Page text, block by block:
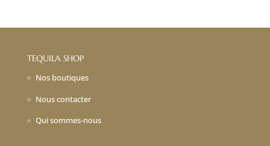
TEQUILA SHOP
Nos boutiques
Nous contacter
Qui sommes-nous